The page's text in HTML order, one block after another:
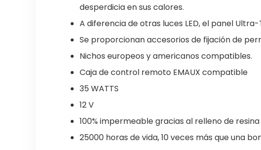
desperdicia en sus calores.
A diferencia de otras luces LED, el panel
Se proporcionan accesorios de fijación de
Nichos europeos y americanos compatibles.
Caja de control remoto EMAUX compatible
35 WATTS
12 V
100% impermeable gracias al relleno de resina
25000 horas de vida, 10 veces más que una